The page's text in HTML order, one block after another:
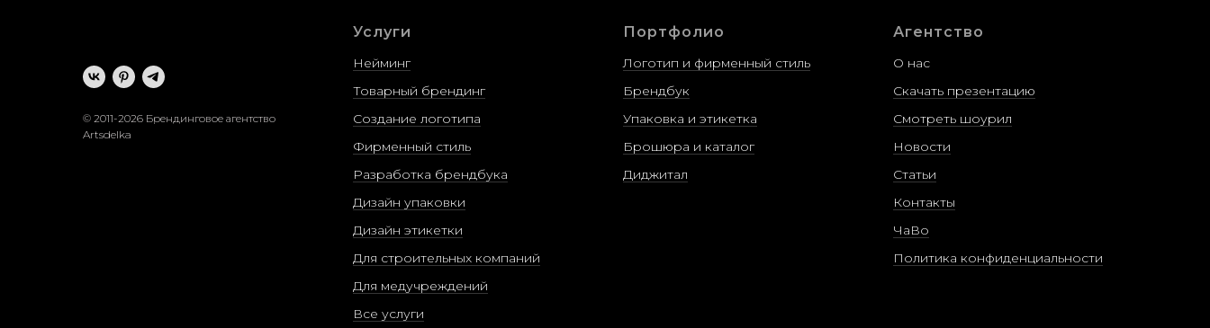
© 2011-2026 Брендинговое агентство
Artsdelka
Услуги
Нейминг
Товарный брендинг
Создание логотипа
Фирменный стиль
Разработка брендбука
Дизайн упаковки
Дизайн этикетки
Для строительных компаний
Для медучреждений
Все услуги
Портфолио
Логотип и фирменный стиль
Брендбук
Упаковка и этикетка
Брошюра и каталог
Диджитал
Агентство
О нас
Скачать презентацию
Смотреть шоурил
Новости
Статьи
Контакты
ЧаВо
Политика конфиденциальности